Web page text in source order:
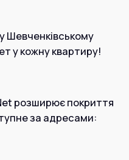
Шевченківському
у кожну квартиру!
розширює покриття
за адресами: